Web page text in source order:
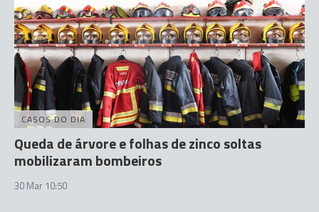
CASOS DO DIA
Queda de árvore e folhas de zinco soltas
mobilizaram bombeiros
30 Mar 10:50